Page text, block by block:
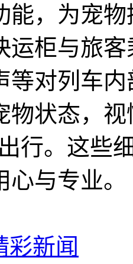
能，为宠
运柜与旅
等对列车
物状态，
行。这些
与专业。
彩新闻